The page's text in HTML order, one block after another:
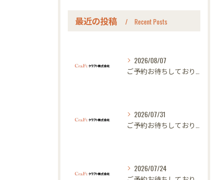
最近の投稿 Recent Posts
2026/08/07
ご予約お待ちしております｜名古屋のオーダー家具ならクラフト
2026/07/31
ご予約お待ちしております｜名古屋のオーダー家具ならクラフト
2026/07/24